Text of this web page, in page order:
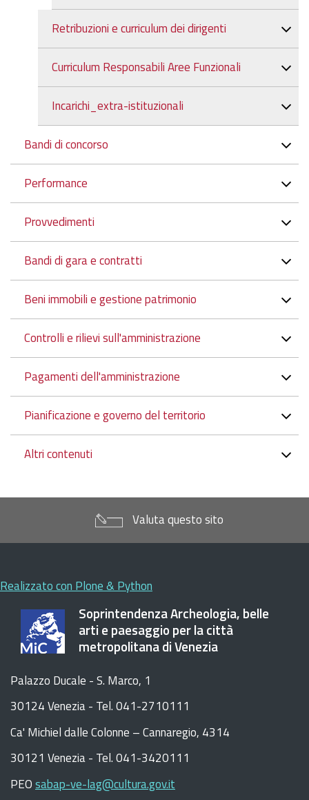
Retribuzioni e curriculum dei dirigenti
Curriculum Responsabili Aree Funzionali
Incarichi_extra-istituzionali
Bandi di concorso
Performance
Provvedimenti
Bandi di gara e contratti
Beni immobili e gestione patrimonio
Controlli e rilievi sull'amministrazione
Pagamenti dell'amministrazione
Pianificazione e governo del territorio
Altri contenuti
Valuta questo sito
Realizzato con Plone & Python
Soprintendenza Archeologia, belle
arti e paesaggio per la città
metropolitana di Venezia
Palazzo Ducale - S. Marco, 1
30124 Venezia - Tel. 041-2710111
Ca' Michiel dalle Colonne – Cannaregio, 4314
30121 Venezia - Tel. 041-3420111
PEOsabap-ve-lag@cultura.gov.it